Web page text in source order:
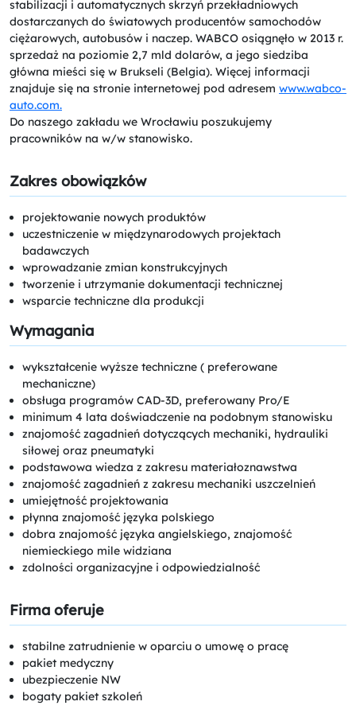
stabilizacji i automatycznych skrzyń przekładniowych
dostarczanych do światowych producentów samochodów
ciężarowych, autobusów i naczep. WABCO osiągnęło w 2013 r.
sprzedaż na poziomie 2,7 mld dolarów, a jego siedziba
główna mieści się w Brukseli (Belgia). Więcej informacji
znajduje się na stronie internetowej pod adresem www.wabco-
auto.com.
Do naszego zakładu we Wrocławiu poszukujemy
pracowników na w/w stanowisko.
Zakres obowiązków
projektowanie nowych produktów
uczestniczenie w międzynarodowych projektach
badawczych
wprowadzanie zmian konstrukcyjnych
tworzenie i utrzymanie dokumentacji technicznej
wsparcie techniczne dla produkcji
Wymagania
wykształcenie wyższe techniczne ( preferowane
mechaniczne)
obsługa programów CAD-3D, preferowany Pro/E
minimum 4 lata doświadczenie na podobnym stanowisku
znajomość zagadnień dotyczących mechaniki, hydrauliki
siłowej oraz pneumatyki
podstawowa wiedza z zakresu materiałoznawstwa
znajomość zagadnień z zakresu mechaniki uszczelnień
umiejętność projektowania
płynna znajomość języka polskiego
dobra znajomość języka angielskiego, znajomość
niemieckiego mile widziana
zdolności organizacyjne i odpowiedzialność
Firma oferuje
stabilne zatrudnienie w oparciu o umowę o pracę
pakiet medyczny
ubezpieczenie NW
bogaty pakiet szkoleń